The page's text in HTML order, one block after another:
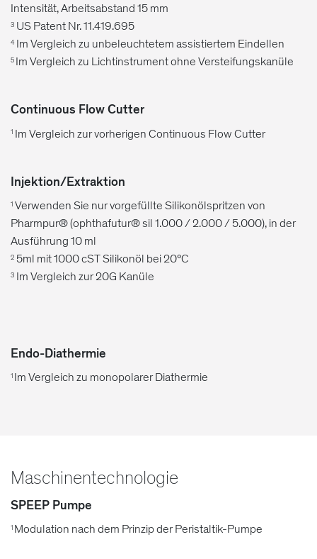
Intensität, Arbeitsabstand 15 mm
3 US Patent Nr. 11.419.695
4 Im Vergleich zu unbeleuchtetem assistiertem Eindellen
5 Im Vergleich zu Lichtinstrument ohne Versteifungskanüle
Continuous Flow Cutter
1 Im Vergleich zur vorherigen Continuous Flow Cutter
Injektion/Extraktion
1 Verwenden Sie nur vorgefüllte Silikonölspritzen von
Pharmpur® (ophthafutur® sil 1.000 / 2.000 / 5.000), in der
Ausführung 10 ml
2 5ml mit 1000 cST Silikonöl bei 20°C
3 Im Vergleich zur 20G Kanüle
Endo-Diathermie
1 Im Vergleich zu monopolarer Diathermie
Maschinentechnologie
SPEEP Pumpe
1 Modulation nach dem Prinzip der Peristaltik-Pumpe